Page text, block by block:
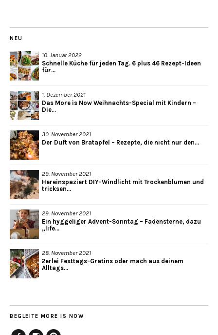
NEU
10. Januar 2022
Schnelle Küche für jeden Tag. 6 plus 46 Rezept-Ideen
für...
1. Dezember 2021
Das More is Now Weihnachts-Special mit Kindern –
Die...
30. November 2021
Der Duft von Bratapfel – Rezepte, die nicht nur den...
29. November 2021
Hereinspaziert DIY-Windlicht mit Trockenblumen und
tricksen...
29. November 2021
Ein hyggeliger Advent-Sonntag – Fadensterne, dazu
„life...
28. November 2021
2erlei Festtags-Gratins oder mach aus deinem
Alltags...
BEGLEITE MORE IS NOW